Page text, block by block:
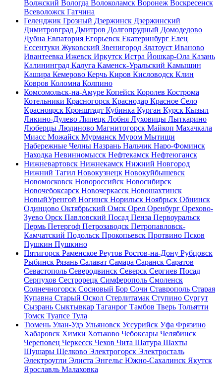
Волжский Вологда Волоколамск Воронеж Воскресенск
Всеволожск Гатчина
Геленджик Грозный Дзержинск Дзержинский
Димитровград Дмитров Долгопрудный Домодедово
Дубна Евпатория Егорьевск Екатеринбург Елец
Ессентуки Жуковский Звенигород Златоуст Иваново
Ивантеевка Ижевск Иркутск Истра Йошкар-Ола Казань
Калининград Калуга Каменск-Уральский Камышин
Кашира Кемерово Керчь Киров Кисловодск Клин
Ковров Коломна Колпино
Комсомольск-на-Амуре Копейск Королев Кострома
Котельники Красногорск Краснодар Красное Село
Красноярск Кронштадт Кубинка Курган Курск Кызыл
Ликино-Дулево Липецк Лобня Луховицы Лыткарино
Люберцы Людиново Магнитогорск Майкоп Махачкала
Миасс Можайск Мурманск Муром Мытищи
Набережные Челны Назрань Нальчик Наро-Фоминск
Находка Невинномысск Нефтекамск Нефтеюганск
Нижневартовск Нижнекамск Нижний Новгород
Нижний Тагил Новокузнецк Новокуйбышевск
Новомосковск Новороссийск Новосибирск
Новочебоксарск Новочеркасск Новошахтинск
НовыйУренгой Ногинск Норильск Ноябрьск Обнинск
Одинцово Октябрьский Омск Орел Оренбург Орехово-
Зуево Орск Павловский Посад Пенза Первоуральск
Пермь Петергоф Петрозаводск Петропавловск-
Камчатский Подольск Прокопьевск Протвино Псков
Пушкин Пушкино
Пятигорск Раменское Реутов Ростов-на-Дону Рубцовск
Рыбинск Рязань Салават Самара Саранск Саратов
Севастополь Северодвинск Северск Сергиев Посад
Серпухов Сестрорецк Симферополь Смоленск
Солнечногорск Сосновый Бор Сочи Ставрополь Старая
Купавна Старый Оскол Стерлитамак Ступино Сургут
Сызрань Сыктывкар Таганрог Тамбов Тверь Тольятти
Томск Туапсе Тула
Тюмень Улан-Удэ Ульяновск Уссурийск Уфа Фрязино
Хабаровск Химки Хотьково Чебоксары Челябинск
Череповец Черкесск Чехов Чита Шатура Шахты
Шушары Щелково Электрогорск Электросталь
Электроугли Элиста Энгельс Южно-Сахалинск Якутск
Ярославль Малаховка